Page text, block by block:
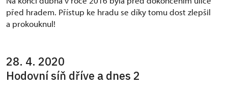
před hradem. Přístup ke hradu se díky tomu dost zlepšil
a prokouknul!
28. 4. 2020
Hodovní síň dříve a dnes 2